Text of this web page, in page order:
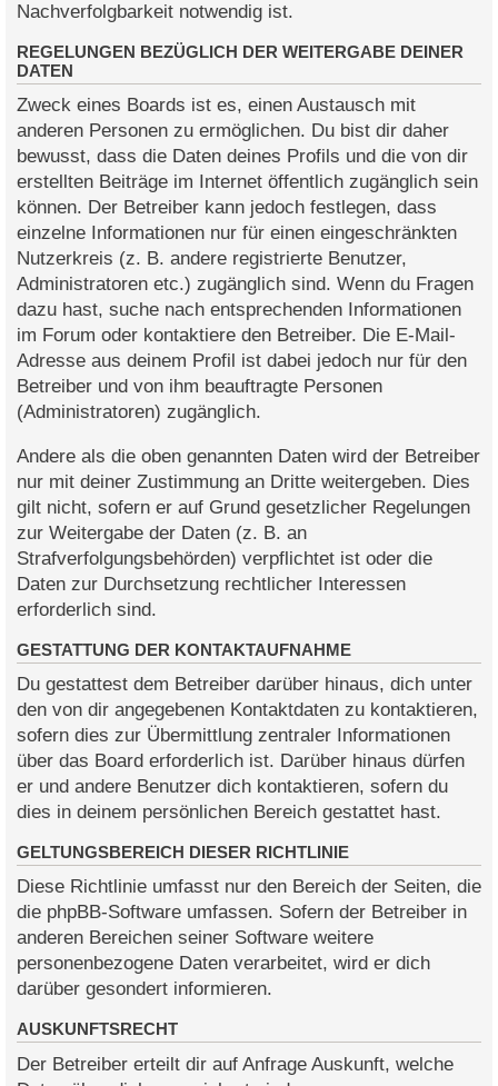
Nachverfolgbarkeit notwendig ist.
REGELUNGEN BEZÜGLICH DER WEITERGABE DEINER
DATEN
Zweck eines Boards ist es, einen Austausch mit
anderen Personen zu ermöglichen. Du bist dir daher
bewusst, dass die Daten deines Profils und die von dir
erstellten Beiträge im Internet öffentlich zugänglich sein
können. Der Betreiber kann jedoch festlegen, dass
einzelne Informationen nur für einen eingeschränkten
Nutzerkreis (z. B. andere registrierte Benutzer,
Administratoren etc.) zugänglich sind. Wenn du Fragen
dazu hast, suche nach entsprechenden Informationen
im Forum oder kontaktiere den Betreiber. Die E-Mail-
Adresse aus deinem Profil ist dabei jedoch nur für den
Betreiber und von ihm beauftragte Personen
(Administratoren) zugänglich.
Andere als die oben genannten Daten wird der Betreiber
nur mit deiner Zustimmung an Dritte weitergeben. Dies
gilt nicht, sofern er auf Grund gesetzlicher Regelungen
zur Weitergabe der Daten (z. B. an
Strafverfolgungsbehörden) verpflichtet ist oder die
Daten zur Durchsetzung rechtlicher Interessen
erforderlich sind.
GESTATTUNG DER KONTAKTAUFNAHME
Du gestattest dem Betreiber darüber hinaus, dich unter
den von dir angegebenen Kontaktdaten zu kontaktieren,
sofern dies zur Übermittlung zentraler Informationen
über das Board erforderlich ist. Darüber hinaus dürfen
er und andere Benutzer dich kontaktieren, sofern du
dies in deinem persönlichen Bereich gestattet hast.
GELTUNGSBEREICH DIESER RICHTLINIE
Diese Richtlinie umfasst nur den Bereich der Seiten, die
die phpBB-Software umfassen. Sofern der Betreiber in
anderen Bereichen seiner Software weitere
personenbezogene Daten verarbeitet, wird er dich
darüber gesondert informieren.
AUSKUNFTSRECHT
Der Betreiber erteilt dir auf Anfrage Auskunft, welche